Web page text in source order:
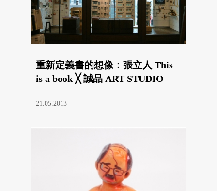
重新定義書的想像：張立人 This
is a book ╳ 誠品 ART STUDIO
21.05.2013